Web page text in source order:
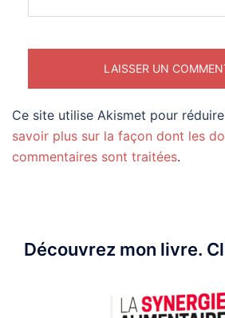
Ce site utilise Akismet pour
savoir plus sur la façon dont les
commentaires sont traitées.
Découvrez mon livre.